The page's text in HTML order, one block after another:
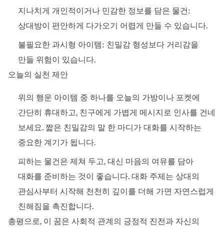
지나치게 개인적이거나 민감한 정보를 담은 물건:
상대방이 편안하게 다가오기 어렵게 만들 수 있습니다.
불필요한 과시형 아이템: 친밀감 형성보다 거리감을
만들 위험이 있습니다.
오늘의 실천 제안
위의 행운 아이템 중 하나를 오늘의 가방이나 포켓에
간단히 휴대하고, 친구에게 가볍게 메시지로 인사를 건네
보세요. 짧은 친밀감의 말 한 마디가 대화를 시작하는
중요한 계기가 됩니다.
피하는 물건은 제쳐 두고, 대신 마음의 여유를 담아
대화를 준비하는 것이 좋습니다. 대화 주제는 상대의
관심사부터 시작해 천천히 깊이를 더해 가면 자연스럽게
친해짐을 촉진합니다.
총평으로, 이 꿈은 사회적 관계의 긍정적 진전과 자신의